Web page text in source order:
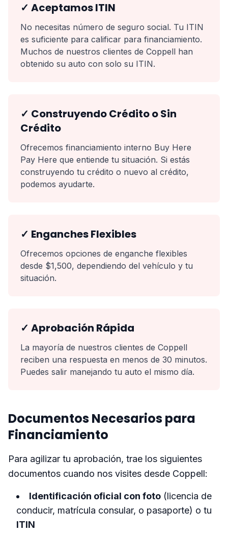
✓ Aceptamos ITIN
No necesitas número de seguro social. Tu ITIN
es suficiente para calificar para financiamiento.
Muchos de nuestros clientes de Coppell han
obtenido su auto con solo su ITIN.
✓ Construyendo Crédito o Sin
Crédito
Ofrecemos financiamiento interno Buy Here
Pay Here que entiende tu situación. Si estás
construyendo tu crédito o nuevo al crédito,
podemos ayudarte.
✓ Enganches Flexibles
Ofrecemos opciones de enganche flexibles
desde $1,500, dependiendo del vehículo y tu
situación.
✓ Aprobación Rápida
La mayoría de nuestros clientes de Coppell
reciben una respuesta en menos de 30 minutos.
Puedes salir manejando tu auto el mismo día.
Documentos Necesarios para
Financiamiento
Para agilizar tu aprobación, trae los siguientes
documentos cuando nos visites desde Coppell:
Identificación oficial con foto (licencia de
conducir, matrícula consular, o pasaporte) o tu
ITIN